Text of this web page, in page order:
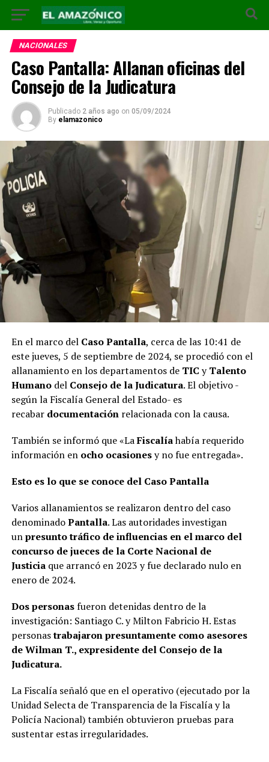
NACIONALES
Caso Pantalla: Allanan oficinas del
Consejo de la Judicatura
Publicado 2 años ago on 05/09/2024
By elamazonico
En el marco del Caso Pantalla, cerca de las 10:41 de
este jueves, 5 de septiembre de 2024, se procedió con el
allanamiento en los departamentos de TIC yTalento
Humanodel Consejo de la Judicatura. El objetivo -
según la Fiscalía General del Estado- es
recabar documentación relacionada con la causa.
También se informó que «LaFiscalíahabía requerido
información en ocho ocasionesy no fue entregada».
Esto es lo que se conoce del Caso Pantalla
Varios allanamientos se realizaron dentro del caso
denominadoPantalla. Las autoridades investigan
unpresunto tráfico de influencias en el marco del
concurso de jueces de la Corte Nacional de
Justiciaque arrancó en 2023 y fue declarado nulo en
enero de 2024.
Dos personasfueron detenidas dentro de la
investigación: Santiago C. y Milton Fabricio H. Estas
personastrabajaron presuntamente como asesores
de Wilman T., expresidente del Consejo de la
Judicatura.
La Fiscalía señaló que en el operativo (ejecutado por la
Unidad Selecta de Transparencia de la Fiscalía y la
Policía Nacional) también obtuvieron pruebas para
sustentar estas irregularidades.